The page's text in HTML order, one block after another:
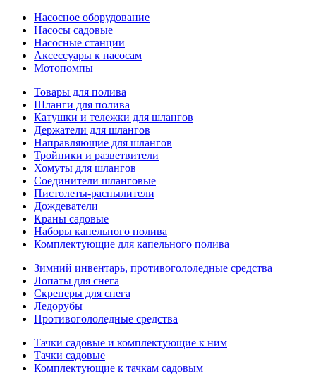
Насосное оборудование
Насосы садовые
Насосные станции
Аксессуары к насосам
Мотопомпы
Товары для полива
Шланги для полива
Катушки и тележки для шлангов
Держатели для шлангов
Направляющие для шлангов
Тройники и разветвители
Хомуты для шлангов
Соединители шланговые
Пистолеты-распылители
Дождеватели
Краны садовые
Наборы капельного полива
Комплектующие для капельного полива
Зимний инвентарь, противогололедные средства
Лопаты для снега
Скреперы для снега
Ледорубы
Противогололедные средства
Тачки садовые и комплектующие к ним
Тачки садовые
Комплектующие к тачкам садовым